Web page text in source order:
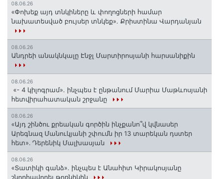
08.06.26
«Փոխեք այդ տնկիները և փողոցների համար
նախատեսված բույսեր տնկեք». Քրիստինա Վարդանյան
08.06.26
Անդրեի անակնկալը Էնջլ Մարտիրոսյանի հարսանիքին
08.06.26
«- 4 կիլոգրամ». ինչպես է ընթանում Մարիա Մաթևոսյանի
հետվիրահատական շրջանը
08.06.26
«Այդ շինծու քրեական գործին ինչքանո՞վ կվնասեր
Արեգնազ Մանուկյանի շփումն իր 13 տարեկան դստեր
հետ»․ Դերենիկ Մալխասյան
08.06.26
«Տատիկի գանձ». ինչպես է Անահիտ Կիրակոսյանը
շնորհավորել թոռնիկին